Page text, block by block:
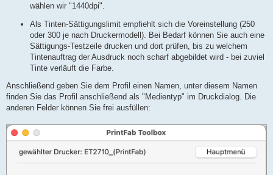
wählen wir "1440dpi".
Als Tinten-Sättigungslimit empfiehlt sich die Voreinstellung (250
oder 300 je nach Druckermodell). Bei Bedarf können Sie auch eine
Sättigungs-Testzeile drucken und dort prüfen, bis zu welchem
Tintenauftrag der Ausdruck noch scharf abgebildet wird - bei zuviel
Tinte verläuft die Farbe.
Anschließend geben Sie dem Profil einen Namen, unter diesem Namen
finden Sie das Profil anschließend als "Medientyp" im Druckdialog. Die
anderen Felder können Sie frei ausfüllen: